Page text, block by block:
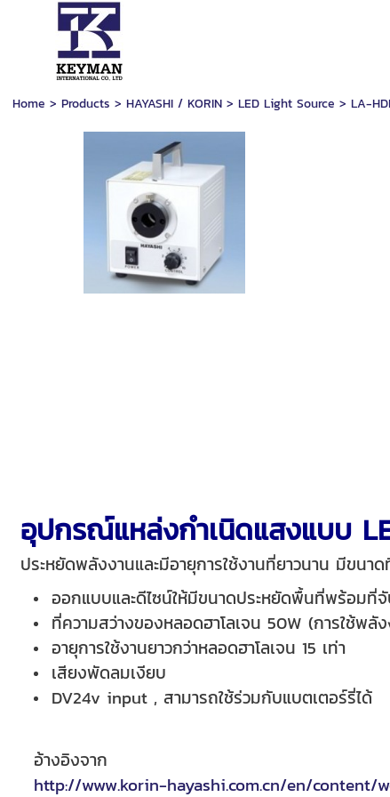
Home > Products > HAYASHI / KORIN> LED Light Source > LA-
อุปกรณ์แหล่งกำเนิดแสงแบบ
ประหยัดพลังงานและมีอายุการใช้งานที่ยาวนาน มีขนา
ออกแบบและดีไซน์ให้มีขนาดประหยัดพื้นที่พร้อมที่
ที่ความสว่างของหลอดฮาโลเจน 50W (การใช้พลั
อายุการใช้งานยาวกว่าหลอดฮาโลเจน 15 เท่า
เสียงพัดลมเงียบ
DV24v input , สามารถใช้ร่วมกับแบตเตอร์รี่ได้
อ้างอิงจาก
http://www.korin-hayashi.com.cn/en/content/